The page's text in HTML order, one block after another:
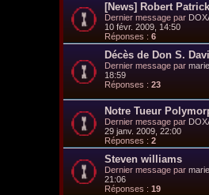
[News] Robert Patrick
Dernier message par
10 févr. 2009, 14:50
Réponses : 6
Décès de Don S.
Dernier message par
18:59
Réponses : 23
Notre Tueur
Dernier message par
29 janv. 2009, 22:00
Réponses : 2
Steven williams
Dernier message par
21:06
Réponses : 19